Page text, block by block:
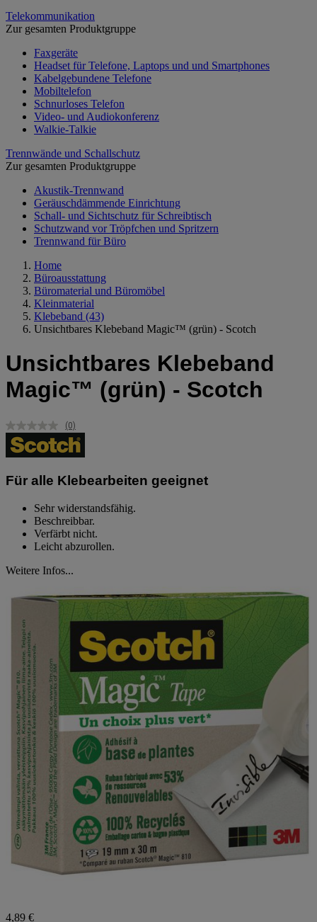
Telekommunikation
Zur gesamten Produktgruppe
Faxgeräte
Headset für Telefone, Laptops und und Smartphones
Kabelgebundene Telefone
Mobiltelefon
Schnurloses Telefon
Video- und Audiokonferenz
Walkie-Talkie
Trennwände und Schallschutz
Zur gesamten Produktgruppe
Akustik-Trennwand
Geräuschdämmende Einrichtung
Schall- und Sichtschutz für Schreibtisch
Schutzwand vor Tröpfchen und Spritzern
Trennwand für Büro
Home
Büroausstattung
Büromaterial und Büromöbel
Kleinmaterial
Klebeband (43)
Unsichtbares Klebeband Magic™ (grün) - Scotch
Unsichtbares Klebeband
Magic™ (grün) - Scotch
Kein
Beurteilungswert.
Link
derselben
Seite.
(0)
Für alle Klebearbeiten geeignet
Sehr widerstandsfähig.
Beschreibbar.
Verfärbt nicht.
Leicht abzurollen.
Weitere Infos...
4,89 €